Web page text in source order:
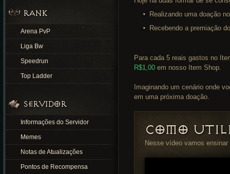
RANK
Arena PvP
Liga Bw
Speedrun
Top Ladder
SERVIDOR
Informações do Servidor
Memes
Notas de Atualizações
Pontos de Recompensa
Realizando uma doação
Recebendo a premiação
Para cada 5 reais gastos no
R$1,00 em nosso Item Shop.
Imaginando um cenário onde
em uma próxima doação.
COMO
Nesse vídeo vamos